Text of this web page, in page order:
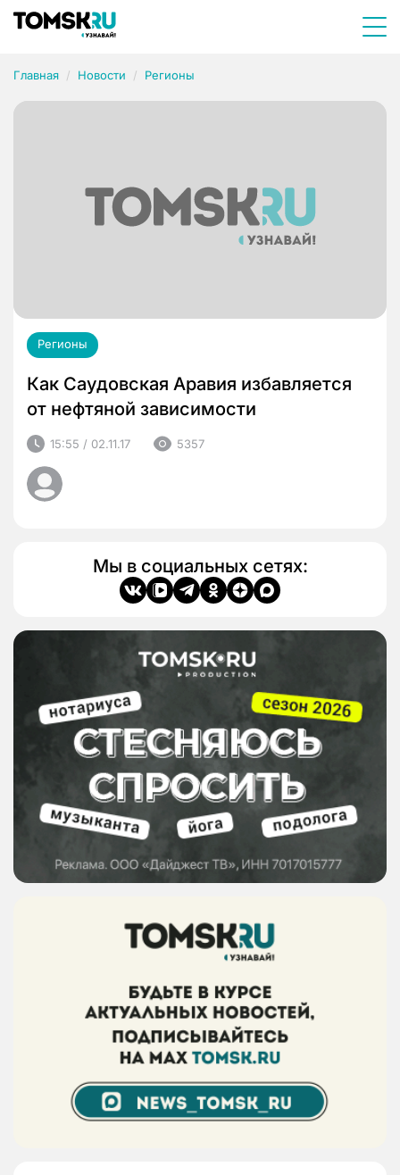
Главная Новости Регионы
Регионы
Как Саудовская Аравия избавляется
от нефтяной зависимости
15:55 / 02.11.17 5357
Мы в социальных сетях: